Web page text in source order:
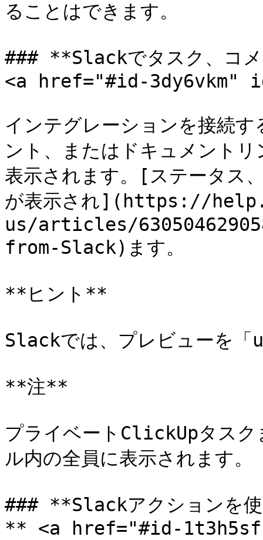
ることはできます。
### **Slackでタスク、コ
<a href="#id-3dy6vkm"
インテグレーションを接続
ント、またはドキュメント
表示されます。[ステータス
が表示され](https://
us/articles/
from-Slack)ます。
**ヒント**
Slackでは、プレビューを
**注**
プライベートClickUpタスク
ル内の全員に表示されます。
### **Slackアクションを使
** <a href="#id-